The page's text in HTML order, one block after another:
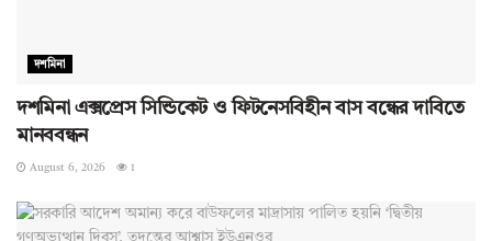
দশমিনা
দশমিনা এক্সপ্রেস সিন্ডিকেট ও ফিটনেসবিহীন বাস বন্ধের দাবিতে
মানববন্ধন
August 6, 2026 1